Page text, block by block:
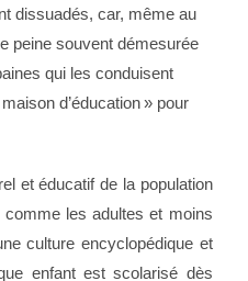
dissuadés, car, même au
peine souvent démesurée
qui les conduisent
d’éducation » pour
et éducatif de la population
les adultes et moins
culture encyclopédique et
enfant est scolarisé dès